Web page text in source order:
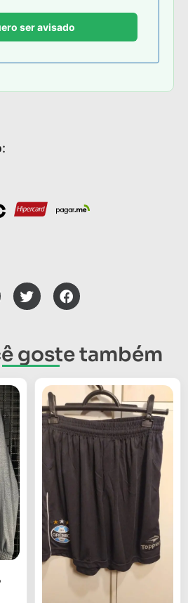
goste também